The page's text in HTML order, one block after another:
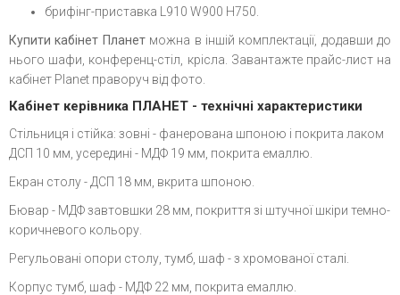
брифінг-приставка L910 W900 H750.
Купити кабінет Планетможна в іншій комплектації, додавши до
нього шафи, конференц-стіл, крісла. Завантажте прайс-лист на
кабінет Planet праворуч від фото.
Кабінет керівника ПЛАНЕТ - технічні характеристики
Стільниця і стійка: зовні - фанерована шпоною і покрита лаком
ДСП 10 мм, усередині - МДФ 19 мм, покрита емаллю.
Екран столу - ДСП 18 мм, вкрита шпоною.
Бювар - МДФ завтовшки 28 мм, покриття зі штучної шкіри темно-
коричневого кольору.
Регульовані опори столу, тумб, шаф - з хромованої сталі.
Корпус тумб, шаф - МДФ 22 мм, покрита емаллю.